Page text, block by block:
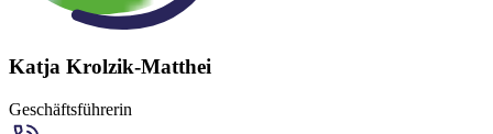
Katja Krolzik-Matthei
Geschäftsführerin